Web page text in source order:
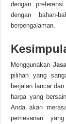
dengan
dengan bahan-
berpengalaman.
Menggunakan
pilihan yang
berjalan lancar
harga yang
Anda akan
pemesanan